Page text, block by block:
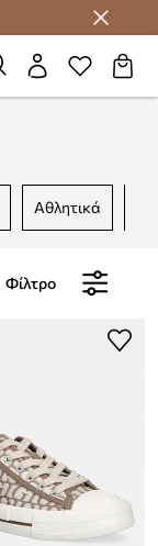
αθλητικά
Φίλτρο